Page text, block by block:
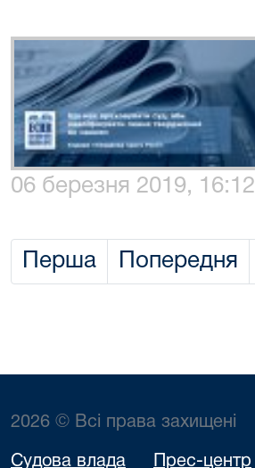
06 березня 2019, 16:12
Перша Попередня
2026 © Всі права захищені
Судова влада Прес-центр